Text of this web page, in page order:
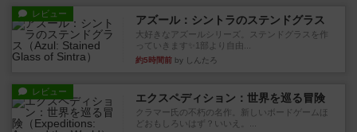
レビュー アズール：シントラのステンドグラス
大好きなアズールシリーズ。ステンドグラスを作
っていきます✨1部より自由...
約5時間前 by しんたろ
レビュー エクスペディション：世界を巡る冒険
クラマー氏の不朽の名作。新しいボードゲームほ
どおもしろいはず？いいえ。...